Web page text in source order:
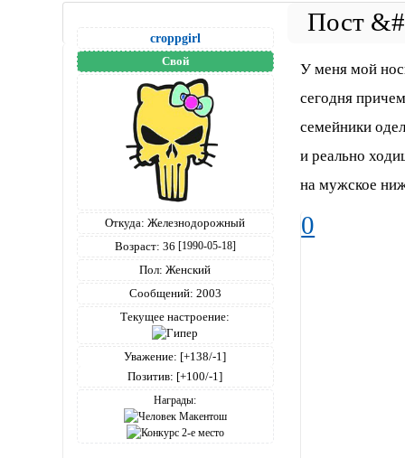
croppgirl
Свой
Откуда: Железнодорожный
Возраст: 36 [1990-05-18]
Пол: Женский
Сообщений: 2003
Текущее настроение:
Уважение: [+138/-1]
Позитив: [+100/-1]
Награды:
У меня мой
сегодня
семейники
и реально
на мужское
0